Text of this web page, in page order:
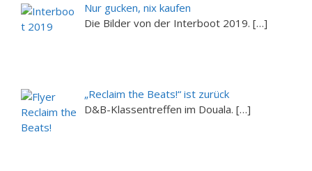
Nur gucken, nix kaufen
Die Bilder von der Interboot 2019. […]
„Reclaim the Beats!“ ist zurück
D&B-Klassentreffen im Douala. […]